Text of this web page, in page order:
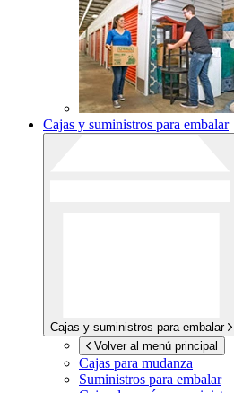
Cajas y suministros para embalar
Cajas y suministros para embalar
Volver al menú principal
Cajas para mudanza
Suministros para embalar